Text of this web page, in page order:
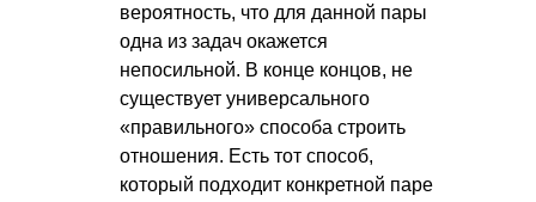
вероятность, что для данной пары
одна из задач окажется
непосильной. В конце концов, не
существует универсального
«правильного» способа строить
отношения. Есть тот способ,
который подходит конкретной паре